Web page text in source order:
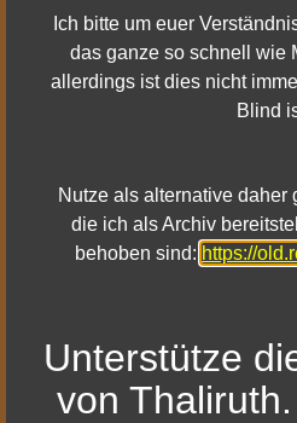
30: Tafel des König Turambar
ganz
31: Tafel des König
18.5W -
33: Tafel des König Telumehtar
- ganz
Dann schreibe mir
Ich bitte um euer
das ganze so schnell wie
allerdings ist dies nicht
Blind
Nutze als alternative daher
die ich als Archiv
behoben sind: https://
Unterstütze
von Thaliruth.